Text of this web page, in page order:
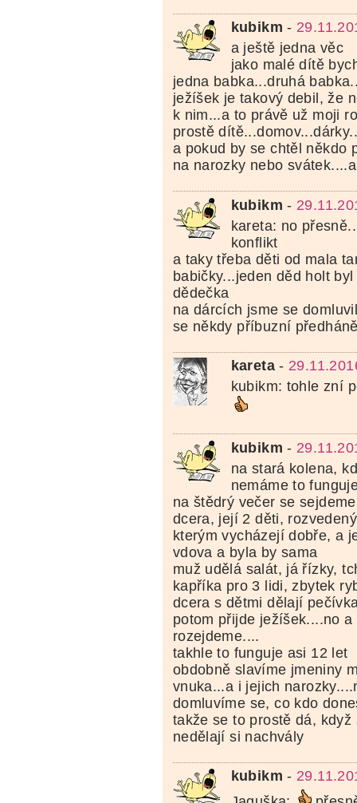
kubikm -
a ještě jedna věc
jako malé dítě
jedna babka...druhá
ježíšek je takový debil, že
k nim...a to právě už moji
prostě
a pokud by se chtěl někdo
na narozky nebo
kubikm -
kareta: no
konflikt
a taky třeba děti od mala
babičky...jeden děd holt
dědečka
na dárcích jsme se
se někdy příbuzní
kareta-
kubikm: tohle zní
kubikm -
na stará kolena,
nemáme to
na štědrý večer se
dcera, její 2 děti,
kterým vycházejí dobře, a
vdova a byla by sama
muž udělá salát, já řízky,
kapříka pro 3 lidi, zbytek
dcera s dětmi dělají
potom přijde ježíšek....no a
rozejdeme....
takhle to funguje asi 12 let
obdobně slavíme jmeniny
vnuka...a i jejich
domluvíme se, co kdo
takže se to prostě dá,
nedělají si nachvály
kubikm -